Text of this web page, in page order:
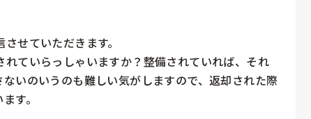
せていただきます。
ていらっしゃいますか？整備されていれば、それ
いのいうのも難しい気がしますので、返却された際
す。